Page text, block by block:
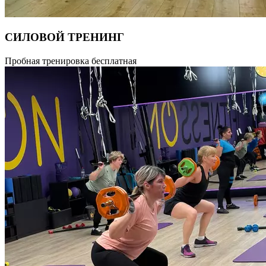
СИЛОВОЙ ТРЕНИНГ
Силовая тренировка с использованием дополнительного
подготовленности. Длительность тренировки 55 минут.
Пробная тренировка бесплатная